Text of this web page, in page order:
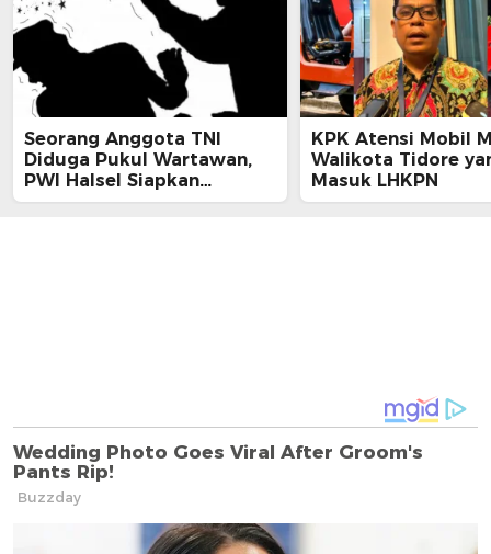
Seorang Anggota TNI
Diduga Pukul Wartawan,
PWI Halsel Siapkan
Langkah Hukum
KPK Atensi Mobil
Walikota Tidore
Masuk LHKPN